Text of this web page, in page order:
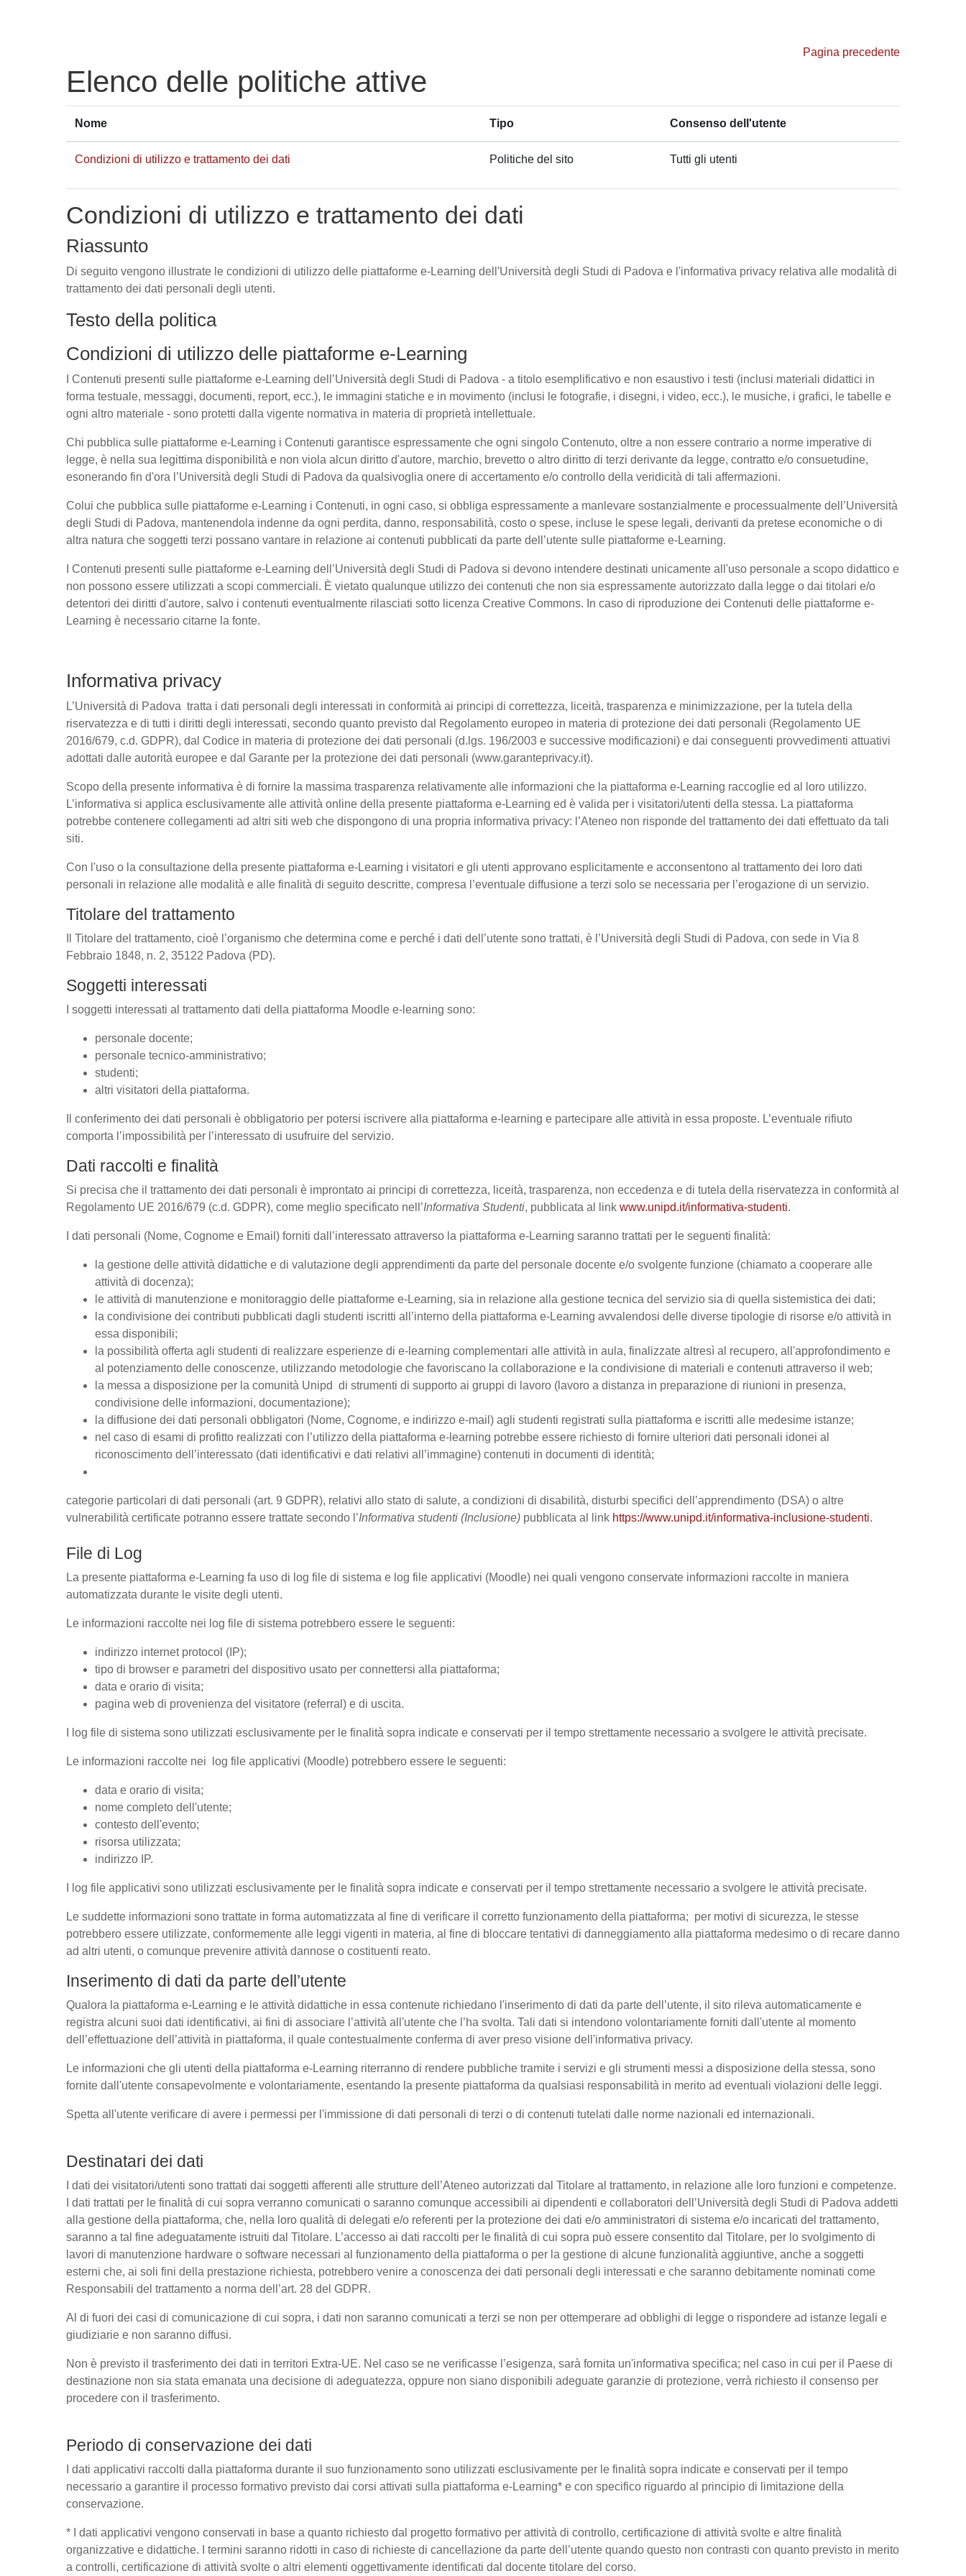
Pagina precedente
Elenco delle politiche attive
Nome Tipo Consenso dell'utente
Condizioni di utilizzo e trattamento dei dati Politiche del sito Tutti gli utenti
Condizioni di utilizzo e trattamento dei dati
Riassunto
Di seguito vengono illustrate le condizioni di utilizzo delle piattaforme e-Learning dell'Università degli Studi di Padova e l'informativa privacy relativa alle modalità di
trattamento dei dati personali degli utenti.
Testo della politica
Condizioni di utilizzo delle piattaforme e-Learning
I Contenuti presenti sulle piattaforme e-Learning dell’Università degli Studi di Padova - a titolo esemplificativo e non esaustivo i testi (inclusi materiali didattici in
forma testuale, messaggi, documenti, report, ecc.), le immagini statiche e in movimento (inclusi le fotografie, i disegni, i video, ecc.), le musiche, i grafici, le tabelle e
ogni altro materiale - sono protetti dalla vigente normativa in materia di proprietà intellettuale.
Chi pubblica sulle piattaforme e-Learning i Contenuti garantisce espressamente che ogni singolo Contenuto, oltre a non essere contrario a norme imperative di
legge, è nella sua legittima disponibilità e non viola alcun diritto d'autore, marchio, brevetto o altro diritto di terzi derivante da legge, contratto e/o consuetudine,
esonerando fin d'ora l’Università degli Studi di Padova da qualsivoglia onere di accertamento e/o controllo della veridicità di tali affermazioni.
Colui che pubblica sulle piattaforme e-Learning i Contenuti, in ogni caso, si obbliga espressamente a manlevare sostanzialmente e processualmente dell’Università
degli Studi di Padova, mantenendola indenne da ogni perdita, danno, responsabilità, costo o spese, incluse le spese legali, derivanti da pretese economiche o di
altra natura che soggetti terzi possano vantare in relazione ai contenuti pubblicati da parte dell’utente sulle piattaforme e-Learning.
I Contenuti presenti sulle piattaforme e-Learning dell’Università degli Studi di Padova si devono intendere destinati unicamente all'uso personale a scopo didattico e
non possono essere utilizzati a scopi commerciali. È vietato qualunque utilizzo dei contenuti che non sia espressamente autorizzato dalla legge o dai titolari e/o
detentori dei diritti d'autore, salvo i contenuti eventualmente rilasciati sotto licenza Creative Commons. In caso di riproduzione dei Contenuti delle piattaforme e-
Learning è necessario citarne la fonte.
Informativa privacy
L’Università di Padova tratta i dati personali degli interessati in conformità ai principi di correttezza, liceità, trasparenza e minimizzazione, per la tutela della
riservatezza e di tutti i diritti degli interessati, secondo quanto previsto dal Regolamento europeo in materia di protezione dei dati personali (Regolamento UE
2016/679, c.d. GDPR), dal Codice in materia di protezione dei dati personali (d.lgs. 196/2003 e successive modificazioni) e dai conseguenti provvedimenti attuativi
adottati dalle autorità europee e dal Garante per la protezione dei dati personali (www.garanteprivacy.it).
Scopo della presente informativa è di fornire la massima trasparenza relativamente alle informazioni che la piattaforma e-Learning raccoglie ed al loro utilizzo.
L’informativa si applica esclusivamente alle attività online della presente piattaforma e-Learning ed è valida per i visitatori/utenti della stessa. La piattaforma
potrebbe contenere collegamenti ad altri siti web che dispongono di una propria informativa privacy: l’Ateneo non risponde del trattamento dei dati effettuato da tali
siti.
Con l'uso o la consultazione della presente piattaforma e-Learning i visitatori e gli utenti approvano esplicitamente e acconsentono al trattamento dei loro dati
personali in relazione alle modalità e alle finalità di seguito descritte, compresa l’eventuale diffusione a terzi solo se necessaria per l’erogazione di un servizio.
Titolare del trattamento
Il Titolare del trattamento, cioè l’organismo che determina come e perché i dati dell’utente sono trattati, è l’Università degli Studi di Padova, con sede in Via 8
Febbraio 1848, n. 2, 35122 Padova (PD).
Soggetti interessati
I soggetti interessati al trattamento dati della piattaforma Moodle e-learning sono:
personale docente;
personale tecnico-amministrativo;
studenti;
altri visitatori della piattaforma.
Il conferimento dei dati personali è obbligatorio per potersi iscrivere alla piattaforma e-learning e partecipare alle attività in essa proposte. L’eventuale rifiuto
comporta l’impossibilità per l’interessato di usufruire del servizio.
Dati raccolti e finalità
Si precisa che il trattamento dei dati personali è improntato ai principi di correttezza, liceità, trasparenza, non eccedenza e di tutela della riservatezza in conformità al
Regolamento UE 2016/679 (c.d. GDPR), come meglio specificato nell’Informativa Studenti, pubblicata al link www.unipd.it/informativa-studenti.
I dati personali (Nome, Cognome e Email) forniti dall’interessato attraverso la piattaforma e-Learning saranno trattati per le seguenti finalità:
la gestione delle attività didattiche e di valutazione degli apprendimenti da parte del personale docente e/o svolgente funzione (chiamato a cooperare alle
attività di docenza);
le attività di manutenzione e monitoraggio delle piattaforme e-Learning, sia in relazione alla gestione tecnica del servizio sia di quella sistemistica dei dati;
la condivisione dei contributi pubblicati dagli studenti iscritti all’interno della piattaforma e-Learning avvalendosi delle diverse tipologie di risorse e/o attività in
essa disponibili;
la possibilità offerta agli studenti di realizzare esperienze di e-learning complementari alle attività in aula, finalizzate altresì al recupero, all'approfondimento e
al potenziamento delle conoscenze, utilizzando metodologie che favoriscano la collaborazione e la condivisione di materiali e contenuti attraverso il web;
la messa a disposizione per la comunità Unipd di strumenti di supporto ai gruppi di lavoro (lavoro a distanza in preparazione di riunioni in presenza,
condivisione delle informazioni, documentazione);
la diffusione dei dati personali obbligatori (Nome, Cognome, e indirizzo e-mail) agli studenti registrati sulla piattaforma e iscritti alle medesime istanze;
nel caso di esami di profitto realizzati con l’utilizzo della piattaforma e-learning potrebbe essere richiesto di fornire ulteriori dati personali idonei al
riconoscimento dell’interessato (dati identificativi e dati relativi all’immagine) contenuti in documenti di identità;
categorie particolari di dati personali (art. 9 GDPR), relativi allo stato di salute, a condizioni di disabilità, disturbi specifici dell’apprendimento (DSA) o altre
vulnerabilità certificate potranno essere trattate secondo l’Informativa studenti (Inclusione) pubblicata al link https://www.unipd.it/informativa-inclusione-studenti.
File di Log
La presente piattaforma e-Learning fa uso di log file di sistema e log file applicativi (Moodle) nei quali vengono conservate informazioni raccolte in maniera
automatizzata durante le visite degli utenti.
Le informazioni raccolte nei log file di sistema potrebbero essere le seguenti:
indirizzo internet protocol (IP);
tipo di browser e parametri del dispositivo usato per connettersi alla piattaforma;
data e orario di visita;
pagina web di provenienza del visitatore (referral) e di uscita.
I log file di sistema sono utilizzati esclusivamente per le finalità sopra indicate e conservati per il tempo strettamente necessario a svolgere le attività precisate.
Le informazioni raccolte nei log file applicativi (Moodle) potrebbero essere le seguenti:
data e orario di visita;
nome completo dell'utente;
contesto dell'evento;
risorsa utilizzata;
indirizzo IP.
I log file applicativi sono utilizzati esclusivamente per le finalità sopra indicate e conservati per il tempo strettamente necessario a svolgere le attività precisate.
Le suddette informazioni sono trattate in forma automatizzata al fine di verificare il corretto funzionamento della piattaforma; per motivi di sicurezza, le stesse
potrebbero essere utilizzate, conformemente alle leggi vigenti in materia, al fine di bloccare tentativi di danneggiamento alla piattaforma medesimo o di recare danno
ad altri utenti, o comunque prevenire attività dannose o costituenti reato.
Inserimento di dati da parte dell’utente
Qualora la piattaforma e-Learning e le attività didattiche in essa contenute richiedano l'inserimento di dati da parte dell’utente, il sito rileva automaticamente e
registra alcuni suoi dati identificativi, ai fini di associare l’attività all'utente che l’ha svolta. Tali dati si intendono volontariamente forniti dall'utente al momento
dell’effettuazione dell’attività in piattaforma, il quale contestualmente conferma di aver preso visione dell'informativa privacy.
Le informazioni che gli utenti della piattaforma e-Learning riterranno di rendere pubbliche tramite i servizi e gli strumenti messi a disposizione della stessa, sono
fornite dall'utente consapevolmente e volontariamente, esentando la presente piattaforma da qualsiasi responsabilità in merito ad eventuali violazioni delle leggi.
Spetta all'utente verificare di avere i permessi per l'immissione di dati personali di terzi o di contenuti tutelati dalle norme nazionali ed internazionali.
Destinatari dei dati
I dati dei visitatori/utenti sono trattati dai soggetti afferenti alle strutture dell’Ateneo autorizzati dal Titolare al trattamento, in relazione alle loro funzioni e competenze.
I dati trattati per le finalità di cui sopra verranno comunicati o saranno comunque accessibili ai dipendenti e collaboratori dell’Università degli Studi di Padova addetti
alla gestione della piattaforma, che, nella loro qualità di delegati e/o referenti per la protezione dei dati e/o amministratori di sistema e/o incaricati del trattamento,
saranno a tal fine adeguatamente istruiti dal Titolare. L’accesso ai dati raccolti per le finalità di cui sopra può essere consentito dal Titolare, per lo svolgimento di
lavori di manutenzione hardware o software necessari al funzionamento della piattaforma o per la gestione di alcune funzionalità aggiuntive, anche a soggetti
esterni che, ai soli fini della prestazione richiesta, potrebbero venire a conoscenza dei dati personali degli interessati e che saranno debitamente nominati come
Responsabili del trattamento a norma dell’art. 28 del GDPR.
Al di fuori dei casi di comunicazione di cui sopra, i dati non saranno comunicati a terzi se non per ottemperare ad obblighi di legge o rispondere ad istanze legali e
giudiziarie e non saranno diffusi.
Non è previsto il trasferimento dei dati in territori Extra-UE. Nel caso se ne verificasse l’esigenza, sarà fornita un'informativa specifica; nel caso in cui per il Paese di
destinazione non sia stata emanata una decisione di adeguatezza, oppure non siano disponibili adeguate garanzie di protezione, verrà richiesto il consenso per
procedere con il trasferimento.
Periodo di conservazione dei dati
I dati applicativi raccolti dalla piattaforma durante il suo funzionamento sono utilizzati esclusivamente per le finalità sopra indicate e conservati per il tempo
necessario a garantire il processo formativo previsto dai corsi attivati sulla piattaforma e-Learning* e con specifico riguardo al principio di limitazione della
conservazione.
* I dati applicativi vengono conservati in base a quanto richiesto dal progetto formativo per attività di controllo, certificazione di attività svolte e altre finalità
organizzative e didattiche. I termini saranno ridotti in caso di richieste di cancellazione da parte dell’utente quando questo non contrasti con quanto previsto in merito
a controlli, certificazione di attività svolte o altri elementi oggettivamente identificati dal docente titolare del corso.